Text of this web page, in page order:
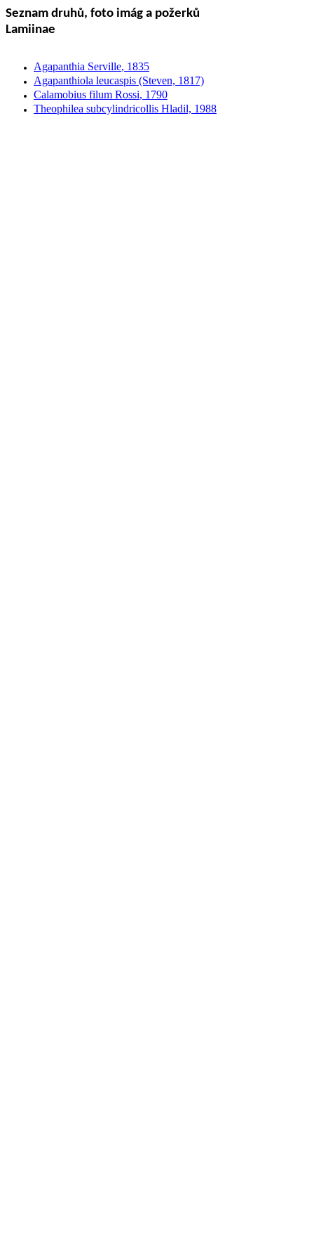
Seznam druhů, foto imág a požerků
Lamiinae
Agapanthia Serville, 1835
Agapanthiola leucaspis (Steven, 1817)
Calamobius filum Rossi, 1790
Theophilea subcylindricollis Hladil, 1988